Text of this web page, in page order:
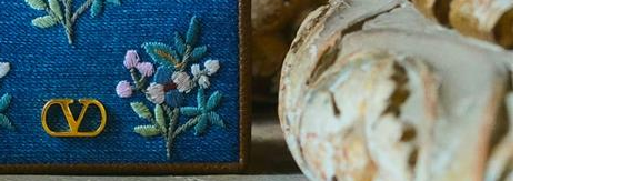
Link Opens in New Tab